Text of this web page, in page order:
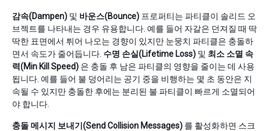
감속(Dampen) 및 바운스(Bounce) 프로퍼티는 파티클이 솔리드 오
브젝트를 나타내는 경우 유용합니다. 예를 들어 자갈은 던져질 때 딱
딱한 표면에서 튀어 나오는 경향이 있지만 눈뭉치 파티클은 충돌하
면서 속도가 줄어듭니다. 수명 손실(Lifetime Loss) 및 최소 소멸 속
력(Min Kill Speed) 은 충돌 후 남은 파티클의 영향을 줄이는 데 사용
됩니다. 예를 들어 불 덩어리는 공기 중을 비행하는 몇 초 동안은 지
속될 수 있지만 충돌한 후에는 분리된 불 파티클이 빠르게 소멸되어
야 합니다.
충돌 메시지 보내기(Send Collision Messages) 를 활성화하면 스크